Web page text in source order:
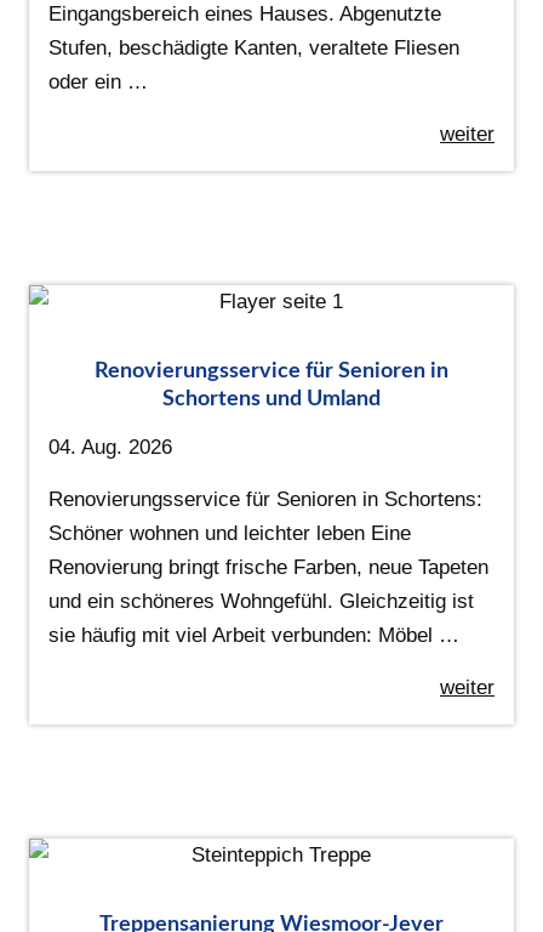
Eingangsbereich eines Hauses. Abgenutzte
Stufen, beschädigte Kanten, veraltete Fliesen
oder ein …
weiter
Renovierungsservice für Senioren in
Schortens und Umland
04. Aug. 2026
Renovierungsservice für Senioren in Schortens:
Schöner wohnen und leichter leben Eine
Renovierung bringt frische Farben, neue Tapeten
und ein schöneres Wohngefühl. Gleichzeitig ist
sie häufig mit viel Arbeit verbunden: Möbel …
weiter
Treppensanierung Wiesmoor-Jever